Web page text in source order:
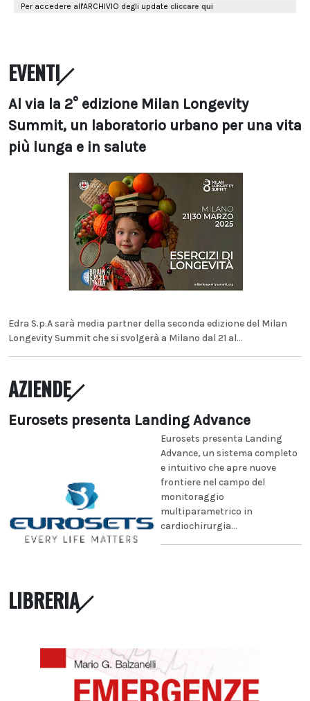
EVENTI
Al via la 2° edizione Milan Longevity
Summit, un laboratorio urbano per una vita
più lunga e in salute
Edra S.p.A sarà media partner della seconda edizione del Milan
Longevity Summit che si svolgerà a Milano dal 21 al...
AZIENDE
Eurosets presenta Landing Advance
Eurosets presenta Landing
Advance, un sistema completo
e intuitivo che apre nuove
frontiere nel campo del
monitoraggio
multiparametrico in
cardiochirurgia...
LIBRERIA